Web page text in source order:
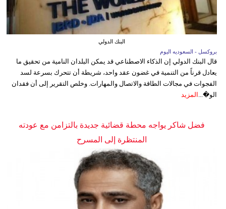
البنك الدولي
بروكسل - السعوديه اليوم
قال البنك الدولي إن الذكاء الاصطناعي قد يمكن البلدان النامية من تحقيق ما
يعادل قرناً من التنمية في غضون عقد واحد، شريطة أن تتحرك بسرعة لسد
الفجوات في مجالات الطاقة والاتصال والمهارات. وخلص التقرير إلى أن فقدان
الو�... المزيد
فضل شاكر يواجه محطة قضائية جديدة بالتزامن مع عودته
المنتظرة إلى المسرح